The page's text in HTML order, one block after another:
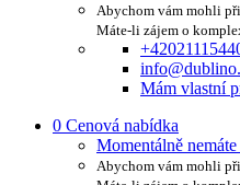
Abychom vám mohli
Máte-li zájem o
Mám vlastní
0 Cenová nabídka
Momentálně
Abychom vám mohli